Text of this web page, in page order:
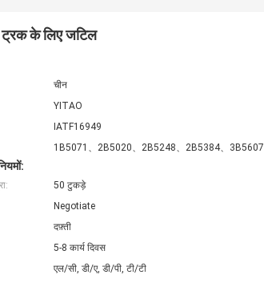
ट्रक के लिए जटिल
चीन
YITAO
IATF16949
1B5071、2B5020、2B5248、2B5384、3B5607
50 टुकड़े
Negotiate
दफ़्ती
5-8 कार्य दिवस
एल/सी, डी/ए, डी/पी, टी/टी